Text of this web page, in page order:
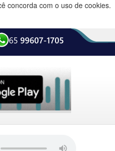
concorda com o uso de cookies.